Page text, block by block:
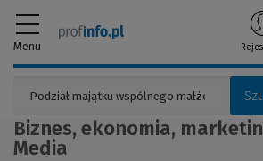
Menu
Biznes, ekonomia,
Media